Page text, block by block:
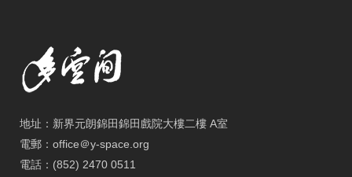
地址：新界元朗錦田錦田戲院大樓二樓 A室
電郵：office＠y-space.org
電話：(852) 2470 0511